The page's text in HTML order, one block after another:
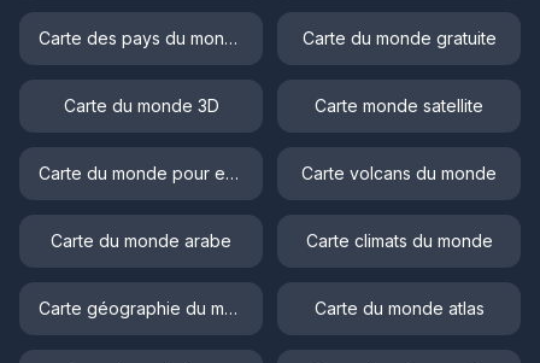
Carte des pays du monde Carte du monde gratuite
Carte du monde 3D Carte monde satellite
Carte du monde pour enfant Carte volcans du monde
Carte du monde arabe Carte climats du monde
Carte géographie du monde Carte du monde atlas